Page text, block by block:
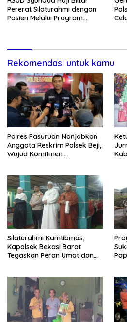
Pererat Silaturahmi dengan
Pasien Melalui Program
Rekomendasi untuk kamu
Polres Pasuruan Nonjobkan
Anggota Reskrim Polsek Beji,
Wujud Komitmen
Silaturahmi Kamtibmas,
Kapolsek Bekasi Barat
Tegaskan Peran Umat dan